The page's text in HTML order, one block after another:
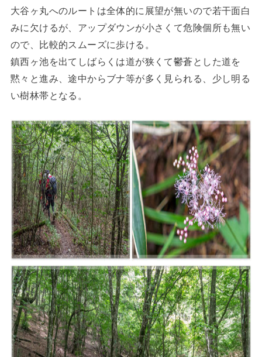
大谷ヶ丸へのルートは全体的に展望が無いので若干面白
みに欠けるが、アップダウンが小さくて危険個所も無い
ので、比較的スムーズに歩ける。
鎮西ヶ池を出てしばらくは道が狭くて鬱蒼とした道を
黙々と進み、途中からブナ等が多く見られる、少し明る
い樹林帯となる。